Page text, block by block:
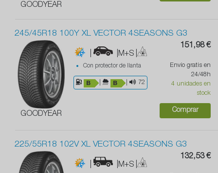
GOODYEAR
245/45R18 100Y XL VECTOR 4SEASONS G3
GOODYEAR
| |M+S |
Con protector de llanta
72
151,98 €
Envío gratis en
24/48h
4 unidades en
stock
Comprar
225/55R18 102V XL VECTOR 4SEASONS G3
| |M+S |
132,53 €